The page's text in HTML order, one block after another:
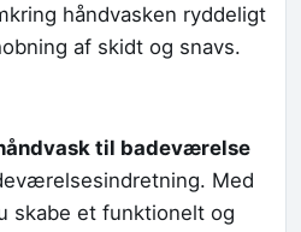
håndvasken ryddeligt
af skidt og snavs.
til badeværelse
Med
skabe et funktionelt og